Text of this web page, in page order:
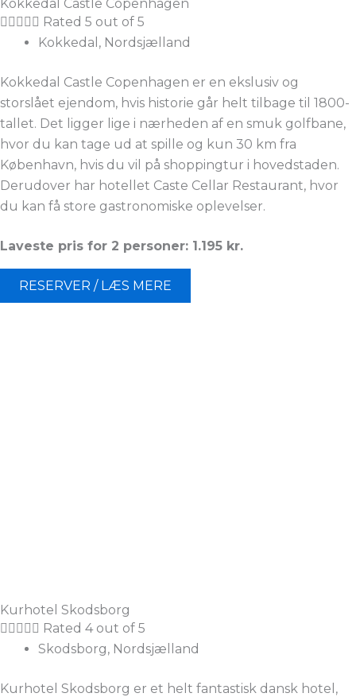
Kokkedal Castle Copenhagen
 Rated 5 out of 5
Kokkedal, Nordsjælland
Kokkedal Castle Copenhagen er en ekslusiv og
storslået ejendom, hvis historie går helt tilbage til 1800-
tallet. Det ligger lige i nærheden af en smuk golfbane,
hvor du kan tage ud at spille og kun 30 km fra
København, hvis du vil på shoppingtur i hovedstaden.
Derudover har hotellet Caste Cellar Restaurant, hvor
du kan få store gastronomiske oplevelser.
Laveste pris for 2 personer: 1.195 kr.
RESERVER / LÆS MERE
Kurhotel Skodsborg
 Rated 4 out of 5
Skodsborg, Nordsjælland
Kurhotel Skodsborg er et helt fantastisk dansk hotel,